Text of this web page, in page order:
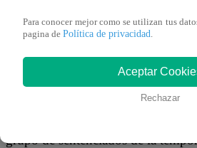
05 de septiembre 2018
grupo de sentenciados de la
Para conocer mejor como se utilizan tus
pagina de Política de privacidad
Aceptar
Rechazar